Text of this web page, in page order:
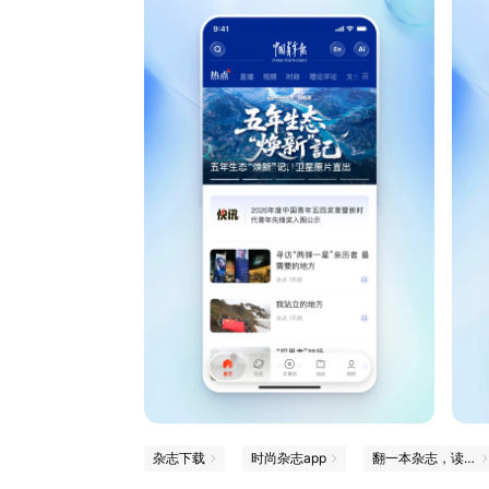
杂志下载 时尚杂志app 翻一本杂志，读一点新知